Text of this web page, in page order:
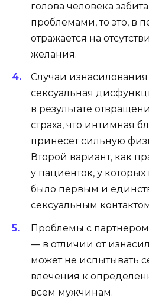
голова человека
проблемами, то это, в
отражается на
желания.
Случаи
сексуальная
в результате
страха, что интимная
принесет сильную
Второй вариант, как
у пациенток, у
было первым и
сексуальным
Проблемы с
— в отличии от
может не испытывать
влечения к
всем мужчинам.